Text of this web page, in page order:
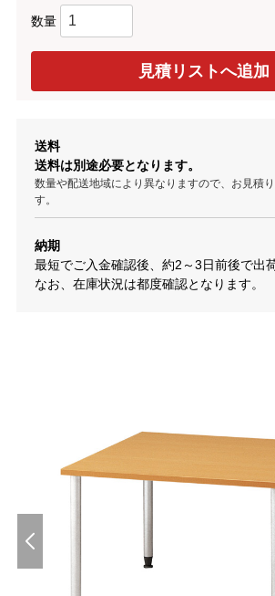
数量
送料
送料は別途必要となります。
数量や配送地域により異なりますので、お見積
す。
納期
最短でご入金確認後、約2～3日前後で出
なお、在庫状況は都度確認となります。